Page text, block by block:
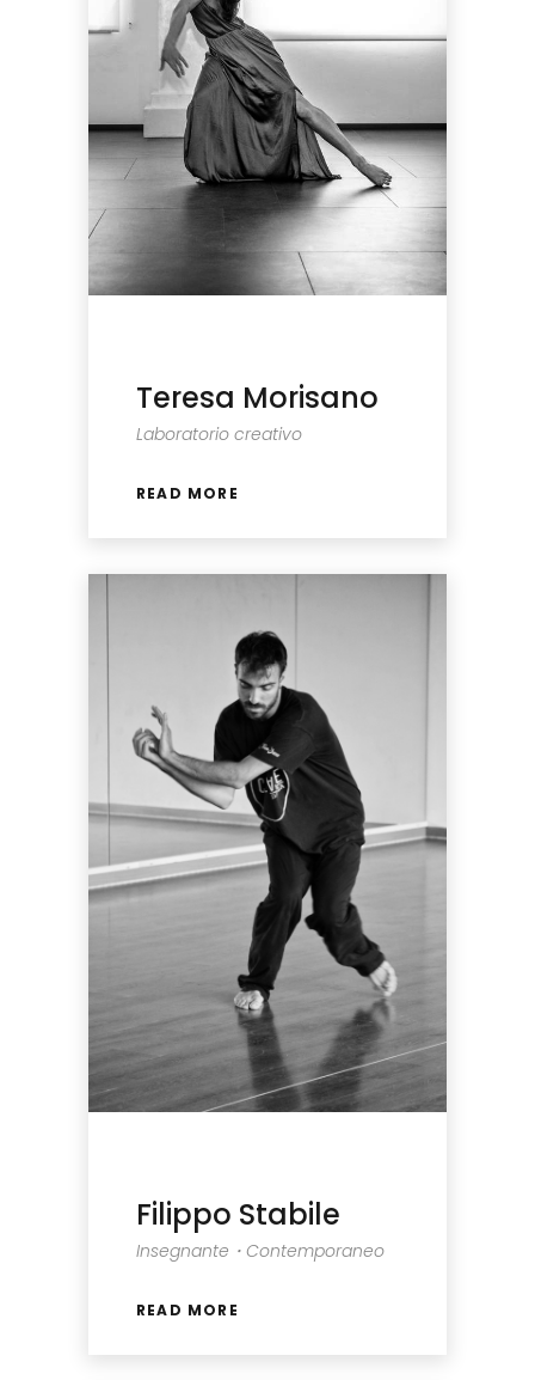
Teresa Morisano
Laboratorio creativo
READ MORE
Filippo Stabile
Insegnante・Contemporaneo
READ MORE